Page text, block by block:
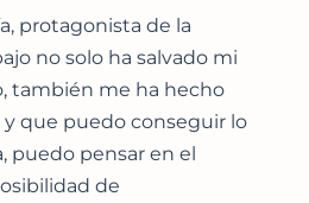
protagonista de la
no solo ha salvado mi
también me ha hecho
que puedo conseguir lo
puedo pensar en el
de